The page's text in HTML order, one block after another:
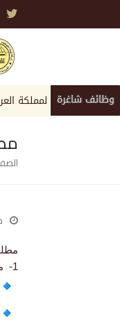
وظائف شاغرة
في المملكة العربية
1- مدير الضيافة (Hospitality Manager)